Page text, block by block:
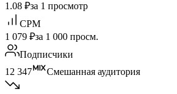
1.08 ₽за 1 просмотр
CPM
1 079 ₽за 1 000 просм.
Подписчики
12 347
Смешанная аудитория